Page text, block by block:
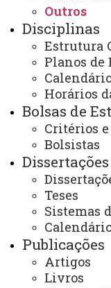
Outros
Disciplinas
Estrutura
Planos de
Horários
Bolsas de
Critérios
Bolsistas
Dissertações
Teses
Sistemas
Publicações
Artigos
Livros
Você está aqui:
PPGE - Pós
Outros
Edital nº 053/
mês de setembro
ACESSE
Acesso Restrito
Arquivo Virtual
Bibliotecas
Identidade Visual